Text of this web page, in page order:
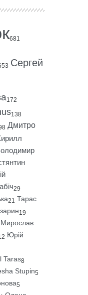
681
Сергей
172
138
Дмитро
29
21 Тарас
19
Мирослав
Юрій
Taras8
Stupin5
5